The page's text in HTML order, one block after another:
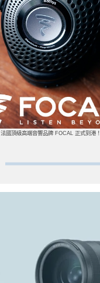
法國頂級高端音響品牌 FOCAL 正式到港！